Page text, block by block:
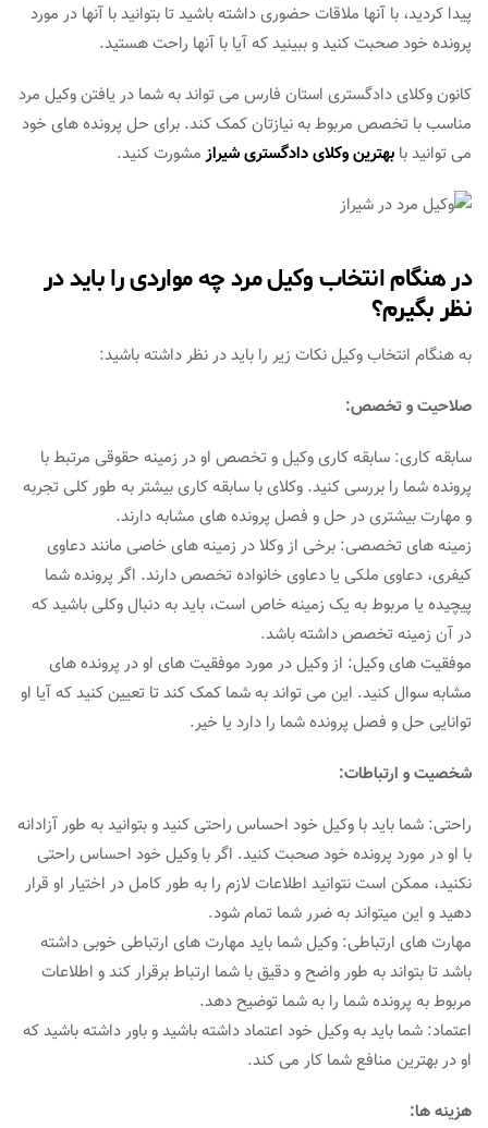
پیدا کردید، با آنها ملاقات حضوری داشته باشید تا بتوانید با آنها در مورد
پرونده خود صحبت کنید و ببینید که آیا با آنها راحت هستید.
کانون وکلای دادگستری استان فارس می تواند به شما در یافتن وکیل مرد
مناسب با تخصص مربوط به نیازتان کمک کند. برای حل پرونده های خود
می توانید با بهترین وکلای دادگستری شیرازمشورت کنید.
در هنگام انتخاب وکیل مرد چه مواردی را باید در
نظر بگیرم؟
به هنگام انتخاب وکیل نکات زیر را باید در نظر داشته باشید:
صلاحیت و تخصص:
سابقه کاری: سابقه کاری وکیل و تخصص او در زمینه حقوقی مرتبط با
پرونده شما را بررسی کنید. وکلای با سابقه کاری بیشتر به طور کلی تجربه
و مهارت بیشتری در حل و فصل پرونده های مشابه دارند.
زمینه های تخصصی: برخی از وکلا در زمینه های خاصی مانند دعاوی
کیفری، دعاوی ملکی یا دعاوی خانواده تخصص دارند. اگر پرونده شما
پیچیده یا مربوط به یک زمینه خاص است، باید به دنبال وکلی باشید که
در آن زمینه تخصص داشته باشد.
موفقیت های وکیل: از وکیل در مورد موفقیت های او در پرونده های
مشابه سوال کنید. این می تواند به شما کمک کند تا تعیین کنید که آیا او
توانایی حل و فصل پرونده شما را دارد یا خیر.
شخصیت و ارتباطات:
راحتی: شما باید با وکیل خود احساس راحتی کنید و بتوانید به طور آزادانه
با او در مورد پرونده خود صحبت کنید. اگر با وکیل خود احساس راحتی
نکنید، ممکن است نتوانید اطلاعات لازم را به طور کامل در اختیار او قرار
دهید و این میتواند به ضرر شما تمام شود.
مهارت های ارتباطی: وکیل شما باید مهارت های ارتباطی خوبی داشته
باشد تا بتواند به طور واضح و دقیق با شما ارتباط برقرار کند و اطلاعات
مربوط به پرونده شما را به شما توضیح دهد.
اعتماد: شما باید به وکیل خود اعتماد داشته باشید و باور داشته باشید که
او در بهترین منافع شما کار می کند.
هزینه ها: